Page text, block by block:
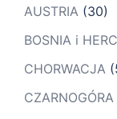
AUSTRIA (30)
BOSNIA i
CHORWACJA
CZARNOGÓRA